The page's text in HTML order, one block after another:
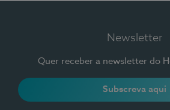
Newsletter
Quer receber a newsletter do
Subscreva aqui